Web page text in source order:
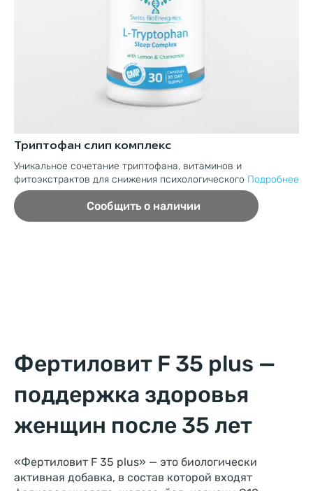
Триптофан слип комплекс
Уникальное сочетание триптофана, витаминов и
фитоэкстрактов для снижения психологического Подробнее
Сообщить о наличии
Фертиловит F 35 plus —
поддержка здоровья
женщин после 35 лет
«Фертиловит F 35 plus» — это биологически
активная добавка, в состав которой входят